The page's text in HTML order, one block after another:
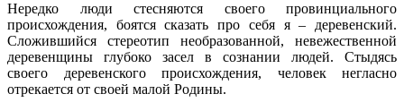
Нередко люди стесняются своего провинциального
происхождения, боятся сказать про себя я – деревенский.
Сложившийся стереотип необразованной, невежественной
деревенщины глубоко засел в сознании людей. Стыдясь
своего деревенского происхождения, человек негласно
отрекается от своей малой Родины.